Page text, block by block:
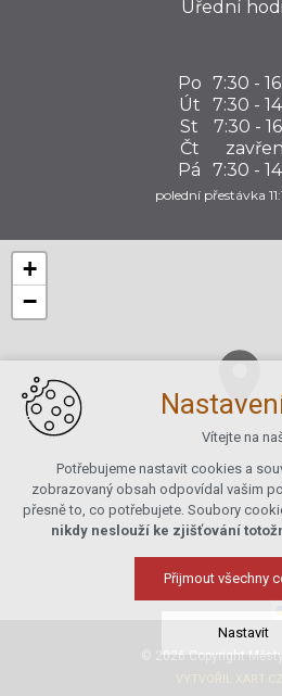
Úřední
Po 7:30 -
Út
7:30 -
St
7:30 -
Čt
Pá
7:30 -
polední přestávka
+
−
© 2026 Copyright
Vítejte na
Potřebujeme nastavit cookies a
zobrazovaný obsah odpovídal vašim
přesně to, co potřebujete. Soubory
nikdy neslouží ke zjišťování
Přijmout všechny
Nastavit